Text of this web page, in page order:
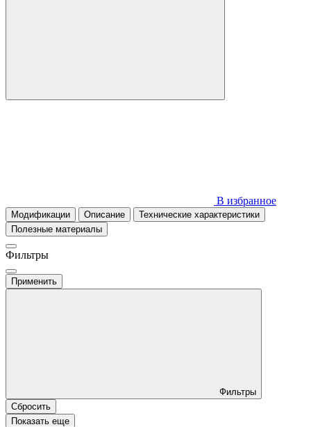
В избранное
Модификации Описание
Технические характеристики
Полезные материалы
Фильтры
Применить
Фильтры
Сбросить
Показать еще